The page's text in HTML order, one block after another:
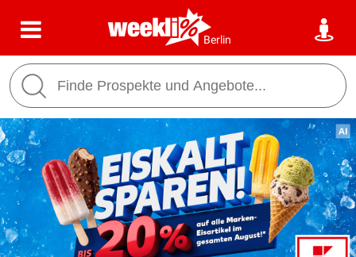
Berlin